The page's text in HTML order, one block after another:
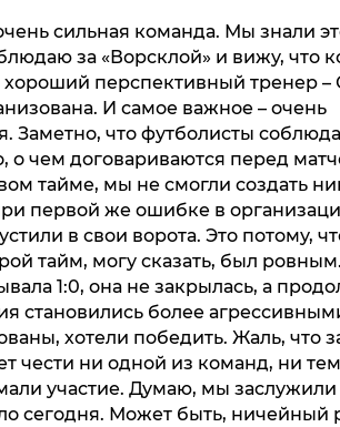
сильная команда. Мы знали
за «Ворсклой» и вижу, что
перспективный тренер –
И самое важное – очень
Заметно, что футболисты
о чем договариваются перед
тайме, мы не смогли создать
первой же ошибке в
в свои ворота. Это потому,
тайм, могу сказать, был
1:0, она не закрылась, а
становились более
хотели победить. Жаль, что
чести ни одной из команд, ни
участие. Думаю, мы
сегодня. Может быть, ничейный